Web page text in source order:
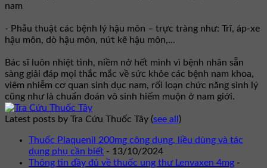
nam
- Phẫu thuật các bệnh lý hậu môn – trực tràng như: Trĩ, áp-xe
hậu môn, dò hậu môn, nứt kẽ hậu môn,...
Bác sĩ luôn nhiệt tình, niềm nở hết mình vì bệnh nhân sẵn
sàng giải đáp mọi thắc mắc về sức khỏe các bệnh nam khoa,
viêm nhiễm cơ quan sinh dục nam, rối loạn chức năng sinh lý
cũng như là chuẩn đoán vô sinh hiếm muộn ở nam giới.
Latest posts by Tra Cứu Thuốc Tây (see all )
Thuốc Plaquenil 200mg công dụng, liều dùng và tác
dụng phụ cần biết - 13/10/2024
Thông tin đầy đủ về thuốc ung thư Lenvaxen 4mg -